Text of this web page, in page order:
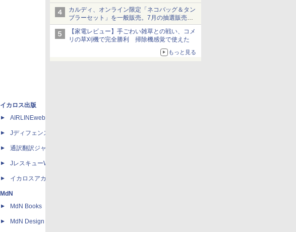
ム」
カルディ、オンライン限定「ネコバッグ＆タン
ブラーセット」を一般販売。7月の抽選販売の
当選無効分
【家電レビュー】手ごわい雑草との戦い、コメ
リの草刈機で完全勝利 掃除機感覚で使えた
もっと見る
イカロス出版
AIRLINEweb
Jディフェンスニュース
通訳翻訳ジャーナル
JレスキューWeb
イカロスアカデミー
MdN
MdN Books
MdN Design Interactive